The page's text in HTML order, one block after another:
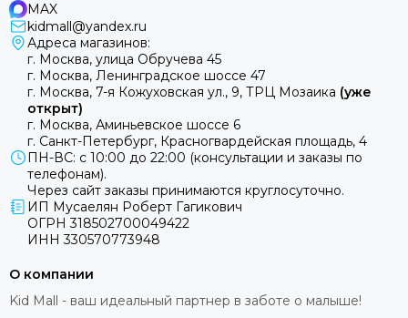
MAX
kidmall@yandex.ru
Адреса магазинов:
г. Москва, улица Обручева 45
г. Москва, Ленинградское шоссе 47
г. Москва, 7-я Кожуховская ул., 9, ТРЦ Мозаика (уже
открыт)
г. Москва, Аминьевское шоссе 6
г. Санкт-Петербург, Красногвардейская площадь, 4
ПН-ВС: с 10:00 до 22:00 (консультации и заказы по
телефонам).
Через сайт заказы принимаются круглосуточно.
ИП Мусаелян Роберт Гагикович
ОГРН 318502700049422
ИНН 330570773948
О компании
Kid Mall - ваш идеальный партнер в заботе о малыше!